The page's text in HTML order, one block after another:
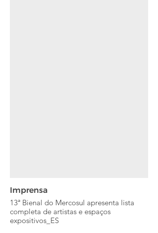
Imprensa
13ª Bienal do Mercosul apresenta lista
completa de artistas e espaços
expositivos_ES